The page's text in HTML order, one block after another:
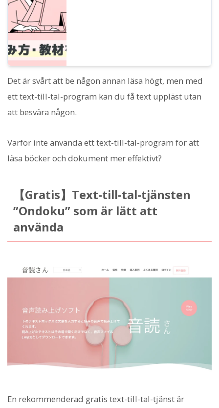
Det är svårt att be någon annan läsa högt, men med
ett text-till-tal-program kan du få text uppläst utan
att besvära någon.
Varför inte använda ett text-till-tal-program för att
läsa böcker och dokument mer effektivt?
【Gratis】Text-till-tal-tjänsten
”Ondoku” som är lätt att
använda
En rekommenderad gratis text-till-tal-tjänst är